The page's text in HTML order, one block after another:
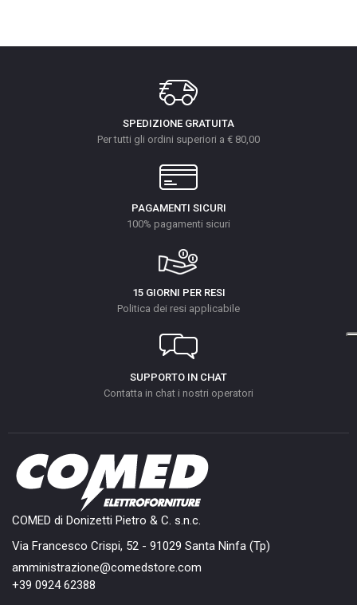
SPEDIZIONE GRATUITA
Per tutti gli ordini superiori a € 80,00
PAGAMENTI SICURI
100% pagamenti sicuri
15 GIORNI PER RESI
Politica dei resi applicabile
SUPPORTO IN CHAT
Contatta in chat i nostri operatori
COMED di Donizetti Pietro & C. s.n.c.
Via Francesco Crispi, 52 - 91029 Santa Ninfa (Tp)
amministrazione@comedstore.com
+39 0924 62388